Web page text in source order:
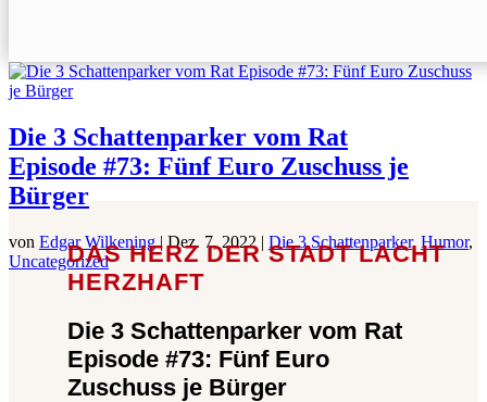
Die 3 Schattenparker vom Rat
Episode #73: Fünf Euro Zuschuss je
Bürger
von Edgar Wilkening|Dez. 7, 2022 | Die 3 Schattenparker, Humor,
UncategorizedDAS HERZ DER STADT LACHT
HERZHAFT
Die 3 Schattenparker vom Rat
Episode #73: Fünf Euro
Zuschuss je Bürger